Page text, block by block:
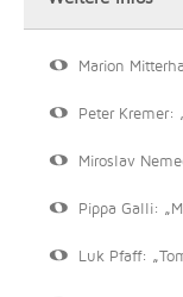
Marion
Peter Kremer:
Miroslav
Pippa Galli:
Luk Pfaff: